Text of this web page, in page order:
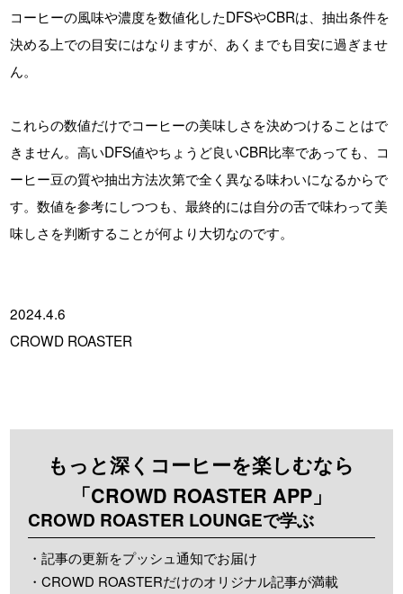
コーヒーの風味や濃度を数値化したDFSやCBRは、抽出条件を
決める上での目安にはなりますが、あくまでも目安に過ぎませ
ん。
これらの数値だけでコーヒーの美味しさを決めつけることはで
きません。高いDFS値やちょうど良いCBR比率であっても、コ
ーヒー豆の質や抽出方法次第で全く異なる味わいになるからで
す。数値を参考にしつつも、最終的には自分の舌で味わって美
味しさを判断することが何より大切なのです。
2024.4.6
CROWD ROASTER
もっと深くコーヒーを楽しむなら
「CROWD ROASTER APP」
CROWD ROASTER LOUNGEで学ぶ
・記事の更新をプッシュ通知でお届け
・CROWD ROASTERだけのオリジナル記事が満載